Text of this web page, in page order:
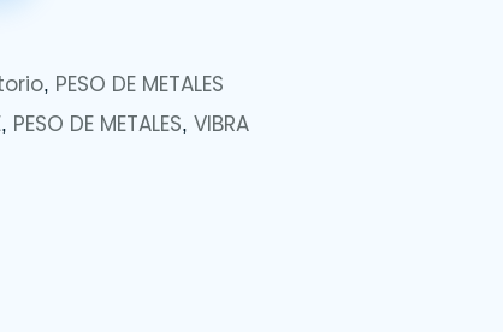
, PESO DE METALES
, PESO DE METALES, VIBRA